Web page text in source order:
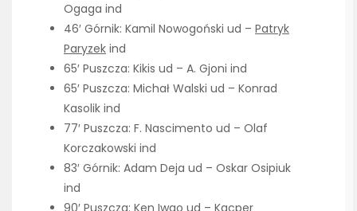
Ogaga ind
46′ Górnik: Kamil Nowogoński ud – Patryk
Paryzek ind
65′ Puszcza: Kikis ud – A. Gjoni ind
65′ Puszcza: Michał Walski ud – Konrad
Kasolik ind
77′ Puszcza: F. Nascimento ud – Olaf
Korczakowski ind
83′ Górnik: Adam Deja ud – Oskar Osipiuk
ind